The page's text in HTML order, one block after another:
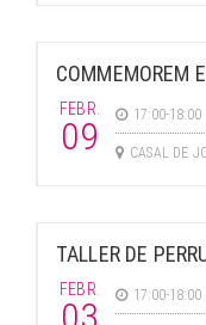
COMMEMOREM
FEBR.
09 17:00-18:00
CASAL DE
TALLER DE
FEBR. 17:00-18:00